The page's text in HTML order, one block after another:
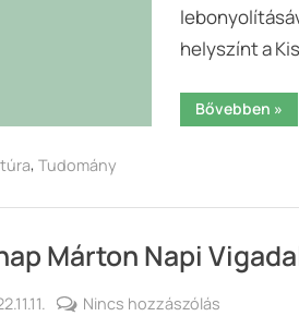
helyszínt a
Bővebben
/
»
, Tudomány
Márton Napi
Nincs hozzászólás